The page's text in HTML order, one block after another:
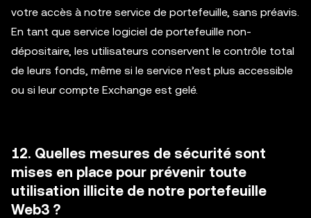
votre accès à notre service de portefeuille, sans préavis.
En tant que service logiciel de portefeuille non-
dépositaire, les utilisateurs conservent le contrôle total
de leurs fonds, même si le service n’est plus accessible
ou si leur compte Exchange est gelé.
12. Quelles mesures de sécurité sont
mises en place pour prévenir toute
utilisation illicite de notre portefeuille
Web3 ?